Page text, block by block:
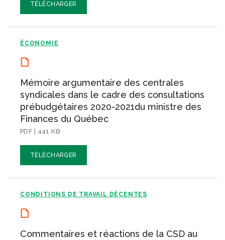
TÉLÉCHARGER
ÉCONOMIE
Mémoire argumentaire des centrales
syndicales dans le cadre des consultations
prébudgétaires 2020-2021du ministre des
Finances du Québec
PDF | 441 KB
TÉLÉCHARGER
CONDITIONS DE TRAVAIL DÉCENTES
Commentaires et réactions de la CSD au